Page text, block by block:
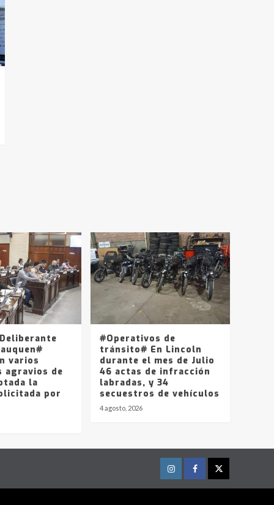
varios
agravios de
la
por
#Operativos de
tránsito# En Lincoln
durante el mes de Julio
46 actas de infracción
labradas, y 34
secuestros de vehículos
4 agosto, 2026
InstagramFacebookTwitter